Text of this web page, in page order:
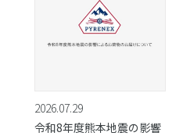
2026.07.29
令和8年度熊本地震の影響